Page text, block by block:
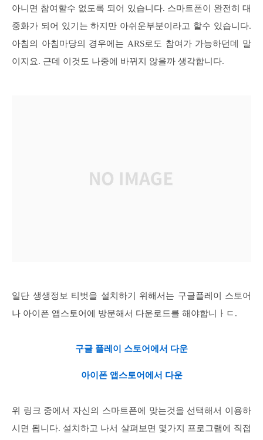
아니면 참여할수 없도록 되어 있습니다. 스마트폰이 완전히 대
중화가 되어 있기는 하지만 아쉬운부분이라고 할수 있습니다.
아침의 아침마당의 경우에는 ARS로도 참여가 가능하던데 말
이지요. 근데 이것도 나중에 바뀌지 않을까 생각합니다.
일단 생생정보 티벗을 설치하기 위해서는 구글플레이 스토어
나 아이폰 앱스토어에 방문해서 다운로드를 해야합니ㅏㄷ.
구글 플레이 스토어에서 다운
아이폰 앱스토어에서 다운
위 링크 중에서 자신의 스마트폰에 맞는것을 선택해서 이용하
시면 됩니다. 설치하고 나서 살펴보면 몇가지 프로그램에 직접